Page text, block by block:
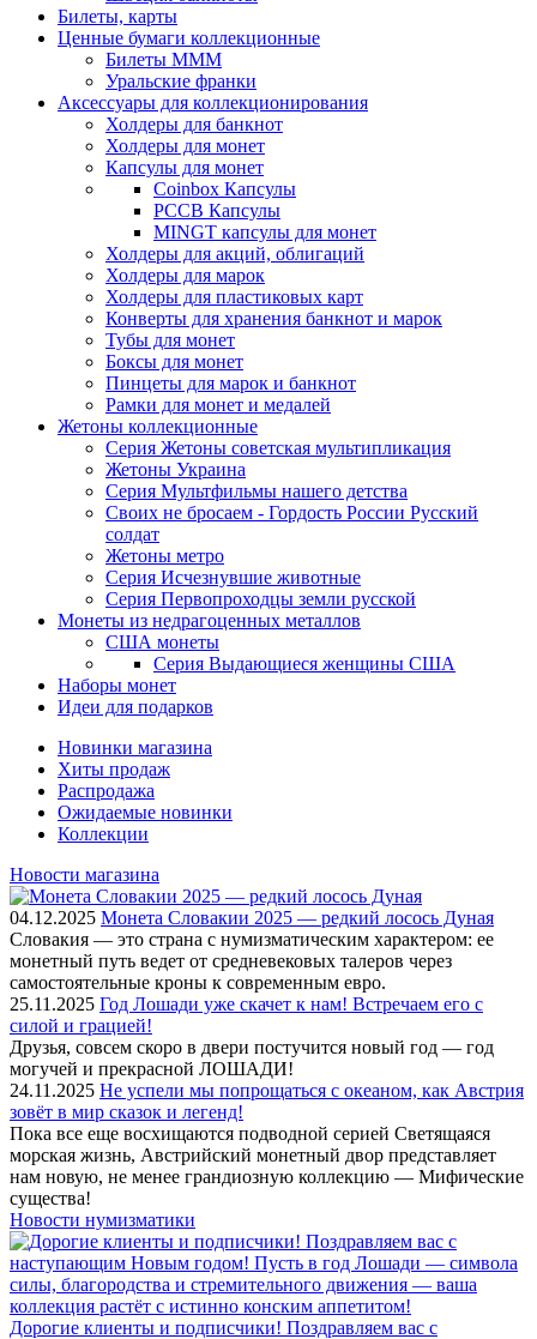
Билеты, карты
Ценные бумаги коллекционные
Билеты МММ
Уральские франки
Аксессуары для коллекционирования
Холдеры для банкнот
Холдеры для монет
Капсулы для монет
Coinbox Капсулы
РССВ Капсулы
MINGT капсулы для монет
Холдеры для акций, облигаций
Холдеры для марок
Холдеры для пластиковых карт
Конверты для хранения банкнот и марок
Тубы для монет
Боксы для монет
Пинцеты для марок и банкнот
Рамки для монет и медалей
Жетоны коллекционные
Серия Жетоны советская мультипликация
Жетоны Украина
Серия Мультфильмы нашего детства
Своих не бросаем - Гордость России Русский
солдат
Жетоны метро
Серия Исчезнувшие животные
Серия Первопроходцы земли русской
Монеты из недрагоценных металлов
США монеты
Серия Выдающиеся женщины США
Наборы монет
Идеи для подарков
Новинки магазина
Хиты продаж
Распродажа
Ожидаемые новинки
Коллекции
Новости магазина
04.12.2025 Монета Словакии 2025 — редкий лосось Дуная
Словакия — это страна с нумизматическим характером: ее
монетный путь ведет от средневековых талеров через
самостоятельные кроны к современным евро.
25.11.2025 Год Лошади уже скачет к нам! Встречаем его с
силой и грацией!
Друзья, совсем скоро в двери постучится новый год — год
могучей и прекрасной ЛОШАДИ!
24.11.2025 Не успели мы попрощаться с океаном, как Австрия
зовёт в мир сказок и легенд!
Пока все еще восхищаются подводной серией Светящаяся
морская жизнь, Австрийский монетный двор представляет
нам новую, не менее грандиозную коллекцию — Мифические
существа!
Новости нумизматики
Дорогие клиенты и подписчики! Поздравляем вас с